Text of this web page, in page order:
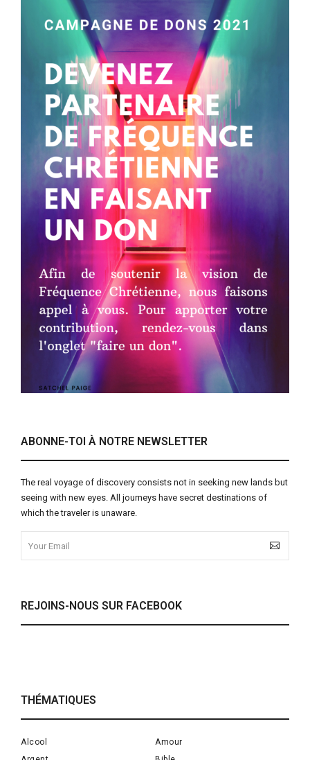
ABONNE-TOI À NOTRE NEWSLETTER
The real voyage of discovery consists not in seeking new lands but
seeing with new eyes. All journeys have secret destinations of
which the traveler is unaware.
REJOINS-NOUS SUR FACEBOOK
THÉMATIQUES
Alcool
Amour